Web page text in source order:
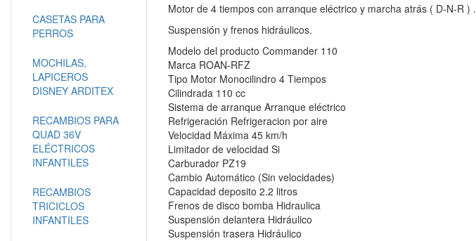
Motor de 4 tiempos con arranque eléctrico y marcha atrás ( D-N-R ) .
Suspensión y frenos hidráulicos.
Modelo del producto Commander 110
Marca ROAN-RFZ
Tipo Motor Monocilindro 4 Tiempos
Cilindrada 110 cc
Sistema de arranque Arranque eléctrico
Refrigeración Refrigeracion por aire
Velocidad Máxima 45 km/h
Limitador de velocidad Si
Carburador PZ19
Cambio Automático (Sin velocidades)
Capacidad deposito 2.2 litros
Frenos de disco bomba Hidraulica
Suspensión delantera Hidráulico
Suspensión trasera Hidráulico
CASETAS PARA
PERROS
MOCHILAS,
LAPICEROS
DISNEY ARDITEX
RECAMBIOS PARA
QUAD 36V
ELÉCTRICOS
INFANTILES
RECAMBIOS
TRICICLOS
INFANTILES